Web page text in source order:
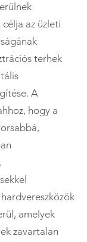
célja az üzleti
terhek
A
hogy a
amelyek
zavartalan